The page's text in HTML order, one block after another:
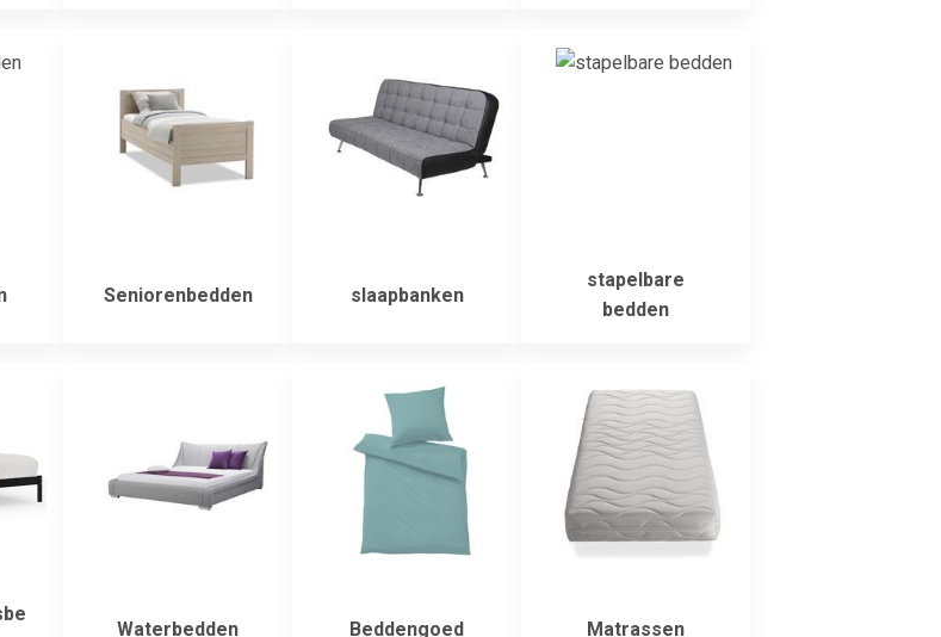
Seniorenbedden slaapbanken
stapelbare
bedden
Waterbedden Beddengoed Matrassen